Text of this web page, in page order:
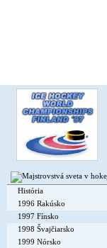
História
1996 Rakúsko
1997 Fínsko
1998 Švajčiarsko
1999 Nórsko